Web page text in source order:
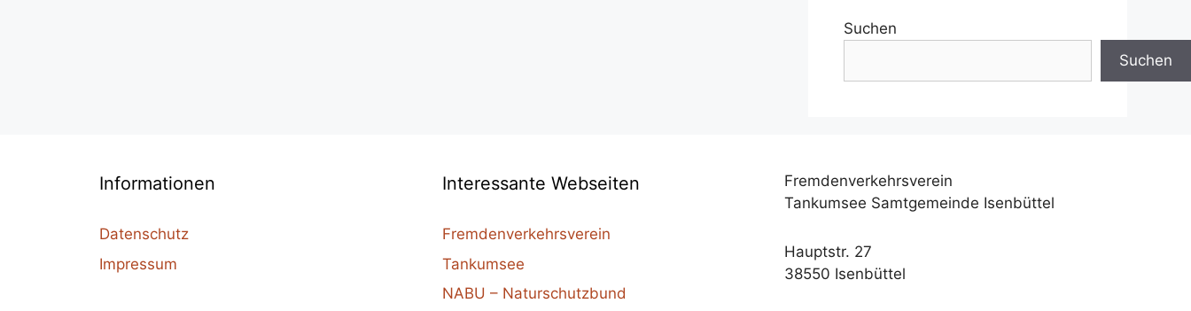
Suchen
Suchen
Informationen
Datenschutz
Impressum
Interessante Webseiten
Fremdenverkehrsverein
Tankumsee
NABU – Naturschutzbund
Fremdenverkehrsverein
Tankumsee Samtgemeinde Isenbüttel
Hauptstr. 27
38550 Isenbüttel